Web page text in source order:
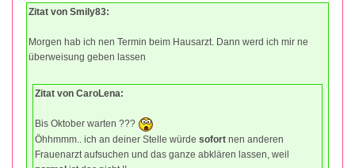
Zitat von Smily83:
Morgen hab ich nen Termin beim Hausarzt. Dann werd ich mir ne
überweisung geben lassen
Zitat von CaroLena:
Bis Oktober warten ???
Öhhmmm.. ich an deiner Stelle würde sofort nen anderen
Frauenarzt aufsuchen und das ganze abklären lassen, weil